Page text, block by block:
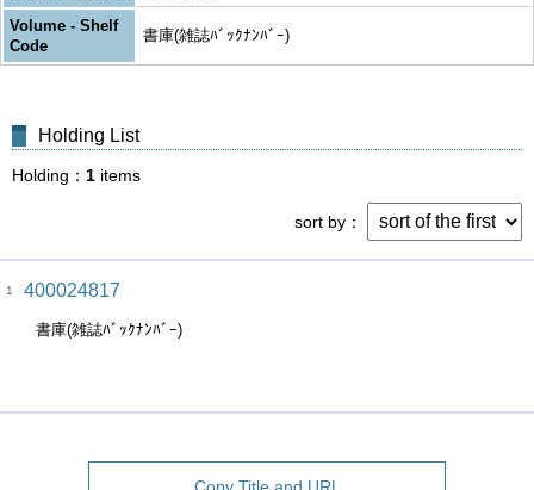
Volume - Shelf
Code
書庫(雑誌ﾊﾞｯｸﾅﾝﾊﾞｰ)
Holding List
Holding 1 items
sort by
1 400024817
書庫(雑誌ﾊﾞｯｸﾅﾝﾊﾞｰ)